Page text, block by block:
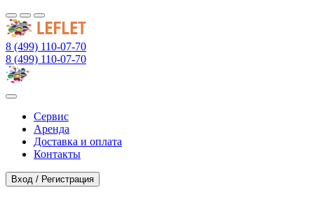
8 (499) 110-07-70
8 (499) 110-07-70
Сервис
Аренда
Доставка и оплата
Контакты
Вход / Регистрация